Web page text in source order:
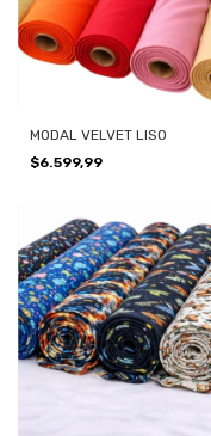
MODAL VELVET LISO
$6.599,99